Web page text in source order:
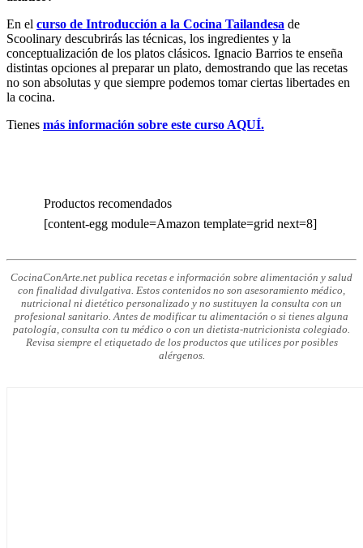
En el curso de Introducción a la Cocina Tailandesa de
Scoolinary descubrirás las técnicas, los ingredientes y la
conceptualización de los platos clásicos. Ignacio Barrios te enseña
distintas opciones al preparar un plato, demostrando que las recetas
no son absolutas y que siempre podemos tomar ciertas libertades en
la cocina.
Tienes más información sobre este curso AQUÍ.
Productos recomendados
[content-egg module=Amazon template=grid next=8]
CocinaConArte.net publica recetas e información sobre alimentación y salud
con finalidad divulgativa. Estos contenidos no son asesoramiento médico,
nutricional ni dietético personalizado y no sustituyen la consulta con un
profesional sanitario. Antes de modificar tu alimentación o si tienes alguna
patología, consulta con tu médico o con un dietista-nutricionista colegiado.
Revisa siempre el etiquetado de los productos que utilices por posibles
alérgenos.